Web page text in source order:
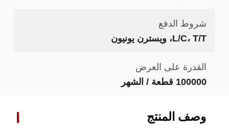
شروط الدفع
L/C، T/T، ويسترن يونيون
القدرة على العرض
100000 قطعة / الشهر
وصف المنتج